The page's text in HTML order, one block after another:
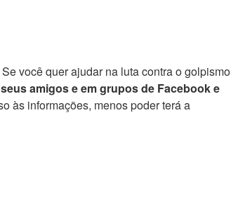
você quer ajudar na luta contra o golpismo
amigos e em grupos de Facebook e
às informações, menos poder terá a